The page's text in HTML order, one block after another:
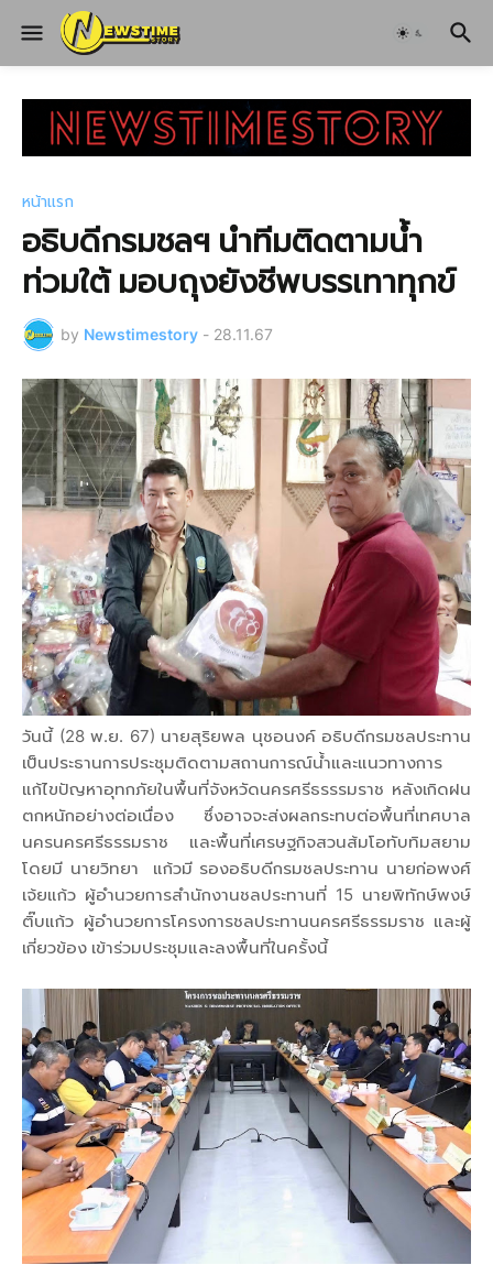
หน้าแรก
อธิบดีกรมชลฯ นำทีมติดตามน้ำ
ท่วมใต้ มอบถุงยังชีพบรรเทาทุกข์
by Newstimestory - 28.11.67
วันนี้ (28 พ.ย. 67) นายสุริยพล นุชอนงค์ อธิบดีกรมชลประทาน
เป็นประธานการประชุมติดตามสถานการณ์น้ำและแนวทางการ
แก้ไขปัญหาอุทกภัยในพื้นที่จังหวัดนครศรีธรรรมราช หลังเกิดฝน
ตกหนักอย่างต่อเนื่อง ซึ่งอาจจะส่งผลกระทบต่อพื้นที่เทศบาล
นครนครศรีธรรมราช และพื้นที่เศรษฐกิจสวนส้มโอทับทิมสยาม
โดยมี นายวิทยา แก้วมี รองอธิบดีกรมชลประทาน นายก่อพงศ์
เจ้ยแก้ว ผู้อำนวยการสำนักงานชลประทานที่ 15 นายพิทักษ์พงษ์
ติ๊บแก้ว ผู้อำนวยการโครงการชลประทานนครศรีธรรมราช และผู้
เกี่ยวข้อง เข้าร่วมประชุมและลงพื้นที่ในครั้งนี้